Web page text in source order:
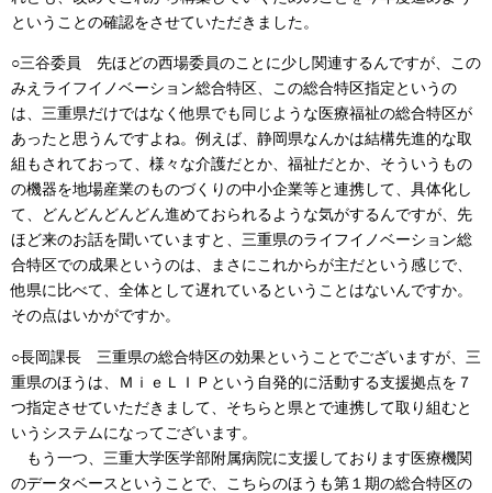
ということの確認をさせていただきました。
○三谷委員 先ほどの西場委員のことに少し関連するんですが、この
みえライフイノベーション総合特区、この総合特区指定というの
は、三重県だけではなく他県でも同じような医療福祉の総合特区が
あったと思うんですよね。例えば、静岡県なんかは結構先進的な取
組もされておって、様々な介護だとか、福祉だとか、そういうもの
の機器を地場産業のものづくりの中小企業等と連携して、具体化し
て、どんどんどんどん進めておられるような気がするんですが、先
ほど来のお話を聞いていますと、三重県のライフイノベーション総
合特区での成果というのは、まさにこれからが主だという感じで、
他県に比べて、全体として遅れているということはないんですか。
その点はいかがですか。
○長岡課長 三重県の総合特区の効果ということでございますが、三
重県のほうは、ＭｉｅＬＩＰという自発的に活動する支援拠点を７
つ指定させていただきまして、そちらと県とで連携して取り組むと
いうシステムになってございます。
もう一つ、三重大学医学部附属病院に支援しております医療機関
のデータベースということで、こちらのほうも第１期の総合特区の